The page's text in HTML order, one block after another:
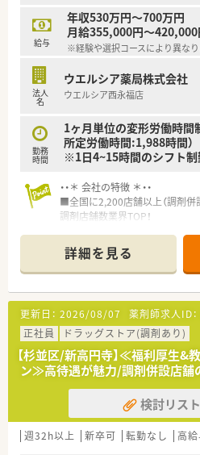
給与
年収530万円～700万円
月給355,000円～420,000
※経験や選択コースにより異な
法人
名
ウエルシア薬局株式会社
ウエルシア西永福店
勤務
時間
1ヶ月単位の変形労働時間
所定労働時間:1,988時間）
※1日4~15時間のシフト制
・・＊ 会社の特徴 ＊・・
■全国に2,200店舗以上（調剤併
調剤店舗数業界TOP！
頑張り次第で高給与も可能！
■経験や勤務コースによります
半スタートと業界TOP水準！
■職種や職域に合わせ、豊富な
修を用意されています
■薬剤師が中心の会社だからこ
種多様に用意されています。
■店舗拡大に伴い、エリアマネ
トのポジションも増えます。
■在宅や教育等の専門性を活か
とも可能です。
■その他にも、管理部門や商品
域は多種多様です。
■在宅実施店舗は年々増加して
詳細を見る
更新日： 2026/08/07 薬剤師求人ID：
正社員
ドラッグストア(調剤あり)
【杉並区/新高円寺】≪福利厚生&
ン≫高待遇が魅力/調剤併設店舗
検討リス
週32h以上 新卒可 転勤なし 高